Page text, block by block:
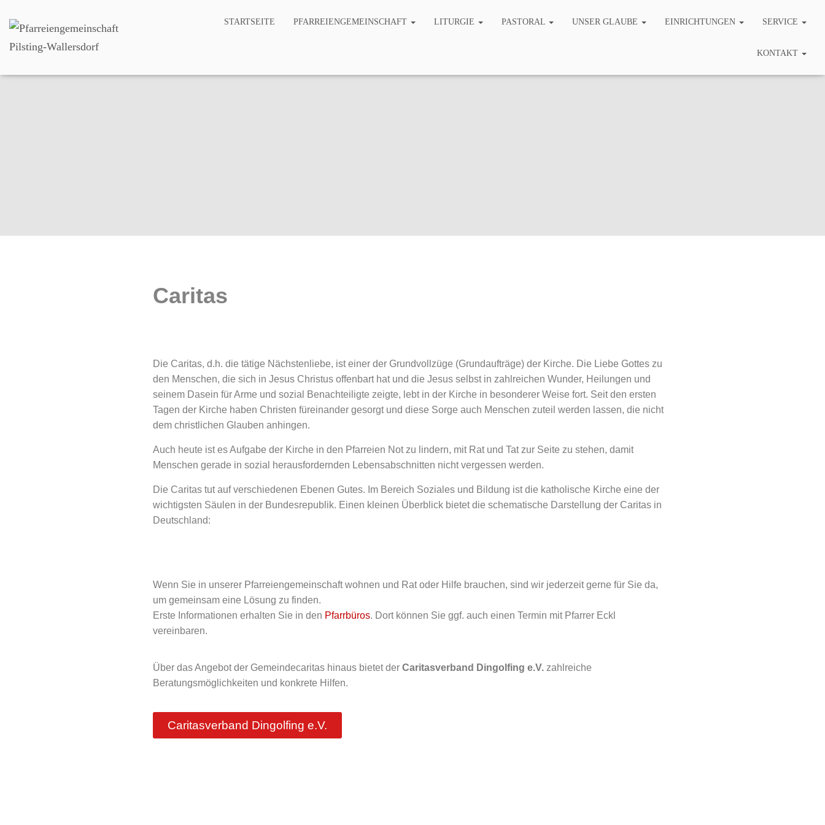
STARTSEITE PFARREIENGEMEINSCHAFT LITURGIE PASTORAL UNSER GLAUBE EINRICHTUNGEN SERVICE
KONTAKT
Caritas
Die Caritas, d.h. die tätige Nächstenliebe, ist einer der Grundvollzüge (Grundaufträge) der Kirche. Die Liebe Gottes zu
den Menschen, die sich in Jesus Christus offenbart hat und die Jesus selbst in zahlreichen Wunder, Heilungen und
seinem Dasein für Arme und sozial Benachteiligte zeigte, lebt in der Kirche in besonderer Weise fort. Seit den ersten
Tagen der Kirche haben Christen füreinander gesorgt und diese Sorge auch Menschen zuteil werden lassen, die nicht
dem christlichen Glauben anhingen.
Auch heute ist es Aufgabe der Kirche in den Pfarreien Not zu lindern, mit Rat und Tat zur Seite zu stehen, damit
Menschen gerade in sozial herausfordernden Lebensabschnitten nicht vergessen werden.
Die Caritas tut auf verschiedenen Ebenen Gutes. Im Bereich Soziales und Bildung ist die katholische Kirche eine der
wichtigsten Säulen in der Bundesrepublik. Einen kleinen Überblick bietet die schematische Darstellung der Caritas in
Deutschland:
Wenn Sie in unserer Pfarreiengemeinschaft wohnen und Rat oder Hilfe brauchen, sind wir jederzeit gerne für Sie da,
um gemeinsam eine Lösung zu finden.
Erste Informationen erhalten Sie in den Pfarrbüros. Dort können Sie ggf. auch einen Termin mit Pfarrer Eckl
vereinbaren.
Über das Angebot der Gemeindecaritas hinaus bietet der Caritasverband Dingolfing e.V. zahlreiche
Beratungsmöglichkeiten und konkrete Hilfen.
Caritasverband Dingolfing e.V.